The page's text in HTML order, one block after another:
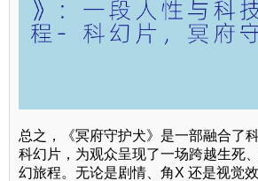
总之，《冥府守护犬》是一部融合了
科幻片，为观众呈现了一场跨越生死
幻旅程。无论是剧情、角X 还是视觉